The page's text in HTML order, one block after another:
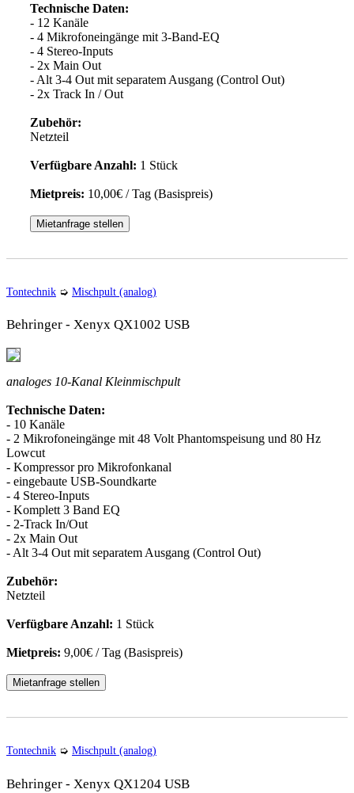
Technische Daten:
- 12 Kanäle
- 4 Mikrofoneingänge mit 3-Band-EQ
- 4 Stereo-Inputs
- 2x Main Out
- Alt 3-4 Out mit separatem Ausgang (Control Out)
- 2x Track In / Out
Zubehör:
Netzteil
Verfügbare Anzahl: 1 Stück
Mietpreis: 10,00€ / Tag (Basispreis)
Mietanfrage stellen
Tontechnik ➭ Mischpult (analog)
Behringer - Xenyx QX1002 USB
analoges 10-Kanal Kleinmischpult
Technische Daten:
- 10 Kanäle
- 2 Mikrofoneingänge mit 48 Volt Phantomspeisung und 80 Hz
Lowcut
- Kompressor pro Mikrofonkanal
- eingebaute USB-Soundkarte
- 4 Stereo-Inputs
- Komplett 3 Band EQ
- 2-Track In/Out
- 2x Main Out
- Alt 3-4 Out mit separatem Ausgang (Control Out)
Zubehör:
Netzteil
Verfügbare Anzahl: 1 Stück
Mietpreis: 9,00€ / Tag (Basispreis)
Mietanfrage stellen
Tontechnik ➭ Mischpult (analog)
Behringer - Xenyx QX1204 USB